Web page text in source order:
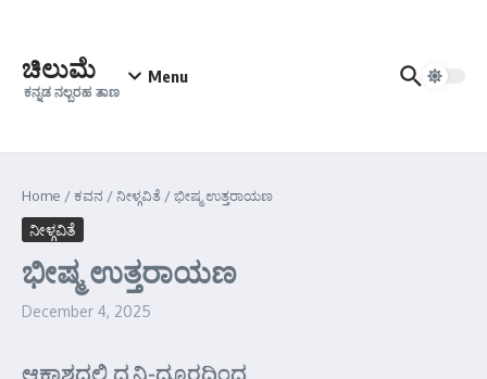
ಚಿಲುಮೆ
ಕನ್ನಡ ನಲ್ಬರಹ ತಾಣ
Menu
Home /ಕವನ /ನೀಳ್ಗವಿತೆ /ಭೀಷ್ಮ ಉತ್ತರಾಯಣ
ನೀಳ್ಗವಿತೆ
ಭೀಷ್ಮ ಉತ್ತರಾಯಣ
December 4, 2025
ಆಕಾಶದಲ್ಲಿ ಧ್ವನಿ-ದೂರದಿಂದ